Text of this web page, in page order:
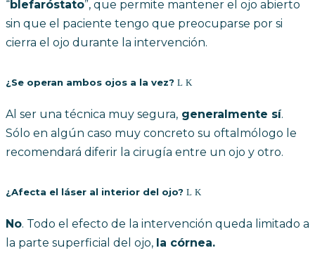
“blefaróstato”, que permite mantener el ojo abierto
sin que el paciente tengo que preocuparse por si
cierra el ojo durante la intervención.
¿Se operan ambos ojos a la vez?
Al ser una técnica muy segura, generalmente sí.
Sólo en algún caso muy concreto su oftalmólogo le
recomendará diferir la cirugía entre un ojo y otro.
¿Afecta el láser al interior del ojo?
No. Todo el efecto de la intervención queda limitado a
la parte superficial del ojo, la córnea.